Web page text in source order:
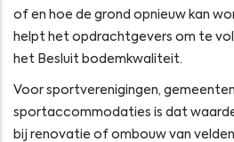
of en hoe de grond opnieuw kan
helpt het opdrachtgevers om te
het Besluit bodemkwaliteit.
Voor sportverenigingen,
sportaccommodaties is dat
bij renovatie of ombouw van